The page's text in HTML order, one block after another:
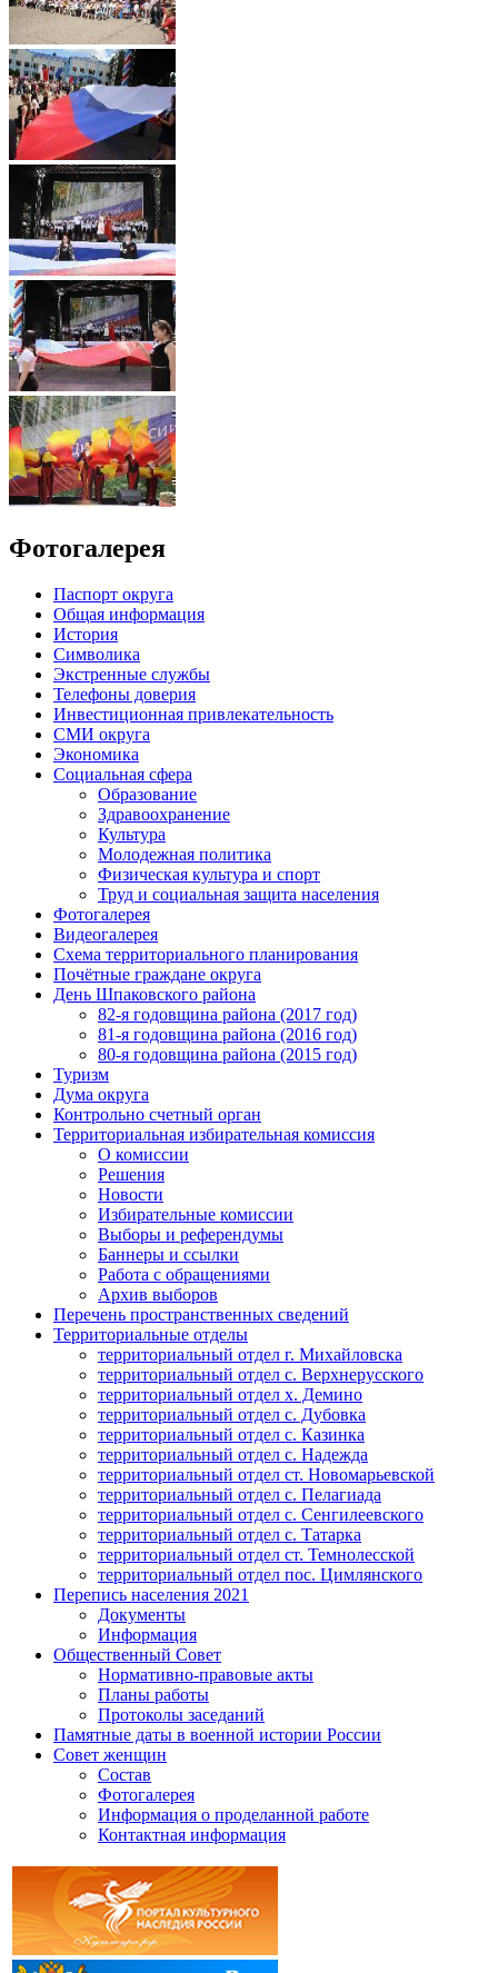
Фотогалерея
Паспорт округа
Общая информация
История
Символика
Экстренные службы
Телефоны доверия
Инвестиционная привлекательность
СМИ округа
Экономика
Социальная сфера
Образование
Здравоохранение
Культура
Молодежная политика
Физическая культура и спорт
Труд и социальная защита населения
Фотогалерея
Видеогалерея
Схема территориального планирования
Почётные граждане округа
День Шпаковского района
82-я годовщина района (2017 год)
81-я годовщина района (2016 год)
80-я годовщина района (2015 год)
Туризм
Дума округа
Контрольно счетный орган
Территориальная избирательная комиссия
О комиссии
Решения
Новости
Избирательные комиссии
Выборы и референдумы
Баннеры и ссылки
Работа с обращениями
Архив выборов
Перечень пространственных сведений
Территориальные отделы
территориальный отдел г. Михайловска
территориальный отдел с. Верхнерусского
территориальный отдел х. Демино
территориальный отдел с. Дубовка
территориальный отдел с. Казинка
территориальный отдел с. Надежда
территориальный отдел ст. Новомарьевской
территориальный отдел с. Пелагиада
территориальный отдел с. Сенгилеевского
территориальный отдел с. Татарка
территориальный отдел ст. Темнолесской
территориальный отдел пос. Цимлянского
Перепись населения 2021
Документы
Информация
Общественный Совет
Нормативно-правовые акты
Планы работы
Протоколы заседаний
Памятные даты в военной истории России
Совет женщин
Состав
Фотогалерея
Информация о проделанной работе
Контактная информация